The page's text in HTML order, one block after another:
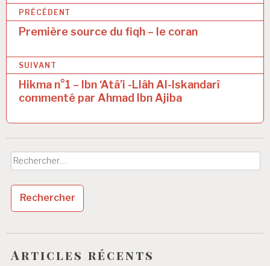
N
v
i
g
i
o
n
d
e
l
PRÉCÉDENT
Première source du fiqh – le coran
SUIVANT
Hikma n°1 – Ibn ‘Atâ’i -Llâh Al-Iskandarî
commenté par Ahmad Ibn Ajiba
Rechercher :
Articles récents